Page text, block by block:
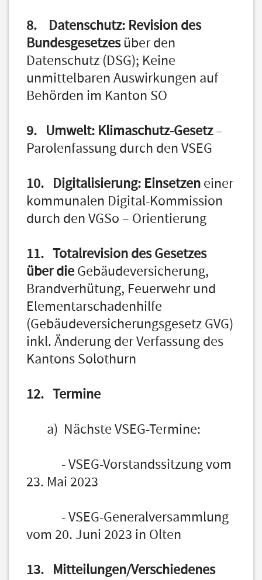
8. Datenschutz: Revision des
Bundesgesetzesüber den
Datenschutz (DSG); Keine
unmittelbaren Auswirkungen auf
Behörden im Kanton SO
9. Umwelt: Klimaschutz-Gesetz–
Parolenfassung durch den VSEG
10. Digitalisierung: Einsetzeneiner
kommunalen Digital-Kommission
durch den VGSo – Orientierung
11. Totalrevision des Gesetzes
über dieGebäudeversicherung,
Brandverhütung, Feuerwehr und
Elementarschadenhilfe
(Gebäudeversicherungsgesetz GVG)
inkl. Änderung der Verfassung des
Kantons Solothurn
12. Termine
a) Nächste VSEG-Termine:
- VSEG-Vorstandssitzung vom
23. Mai 2023
- VSEG-Generalversammlung
vom 20. Juni 2023 in Olten
13. Mitteilungen/Verschiedenes